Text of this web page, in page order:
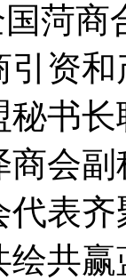
菏
资
秘书
会
代表
绘共赢